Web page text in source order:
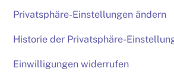
Privatsphäre-Einstellungen ändern
Historie der Privatsphäre-
Einwilligungen widerrufen